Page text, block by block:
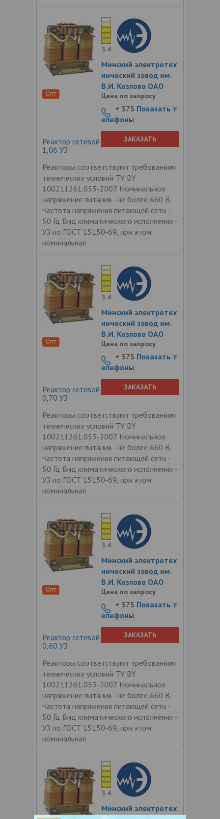
Опт
Реактор сетевой трехфазный РТСС-20-
1,06 УЗ
Реакторы соответствуют требованиям
технических условий ТУ BY
100211261.053-2007. Номинальное
напряжение питания - не более 660 В.
Частота напряжения питающей сети -
50 Гц. Вид климатического исполнения -
УЗ по ГОСТ 15150-69, при этом
номинальная
3.4
Минский электротех
нический завод им.
В.И. Козлова ОАО
Цена по запросу
+ 375 Показать т
елефоны
ЗАКАЗАТЬ
Опт
Реактор сетевой трехфазный РТСС-30-
0,70 УЗ
Реакторы соответствуют требованиям
технических условий ТУ BY
100211261.053-2007. Номинальное
напряжение питания - не более 660 В.
Частота напряжения питающей сети -
50 Гц. Вид климатического исполнения -
УЗ по ГОСТ 15150-69, при этом
номинальная
3.4
Минский электротех
нический завод им.
В.И. Козлова ОАО
Цена по запросу
+ 375 Показать т
елефоны
ЗАКАЗАТЬ
Опт
Реактор сетевой трехфазный РТСС-32-
0,60 УЗ
Реакторы соответствуют требованиям
технических условий ТУ BY
100211261.053-2007. Номинальное
напряжение питания - не более 660 В.
Частота напряжения питающей сети -
50 Гц. Вид климатического исполнения -
УЗ по ГОСТ 15150-69, при этом
номинальная
3.4
Минский электротех
нический завод им.
В.И. Козлова ОАО
Цена по запросу
+ 375 Показать т
елефоны
ЗАКАЗАТЬ
3.4
Минский электротех